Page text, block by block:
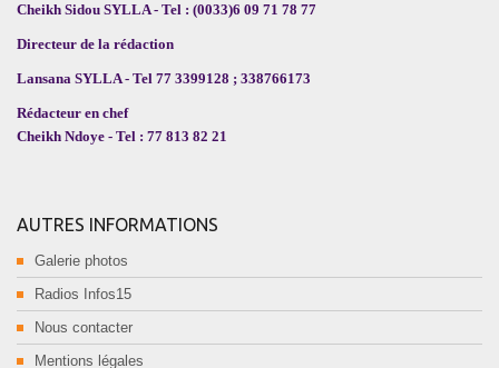
Cheikh Sidou SYLLA - Tel : (0033)6 09 71 78 77
Directeur de la rédaction
Lansana SYLLA - Tel 77 3399128 ; 338766173
Rédacteur en chef
Cheikh Ndoye - Tel : 77 813 82 21
AUTRES INFORMATIONS
Galerie photos
Radios Infos15
Nous contacter
Mentions légales